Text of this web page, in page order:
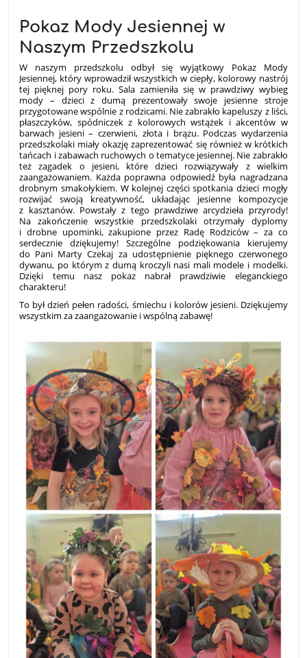
Pokaz Mody Jesiennej w
Naszym Przedszkolu
W naszym przedszkolu odbył się wyjątkowy Pokaz Mody
Jesiennej, który wprowadził wszystkich w ciepły, kolorowy nastrój
tej pięknej pory roku. Sala zamieniła się w prawdziwy wybieg
mody – dzieci z dumą prezentowały swoje jesienne stroje
przygotowane wspólnie z rodzicami. Nie zabrakło kapeluszy z liści,
płaszczyków, spódniczek z kolorowych wstążek i akcentów w
barwach jesieni – czerwieni, złota i brązu. Podczas wydarzenia
przedszkolaki miały okazję zaprezentować się również w krótkich
tańcach i zabawach ruchowych o tematyce jesiennej. Nie zabrakło
też zagadek o jesieni, które dzieci rozwiązywały z wielkim
zaangażowaniem. Każda poprawna odpowiedź była nagradzana
drobnym smakołykiem. W kolejnej części spotkania dzieci mogły
rozwijać swoją kreatywność, układając jesienne kompozycje
z kasztanów. Powstały z tego prawdziwe arcydzieła przyrody!
Na zakończenie wszystkie przedszkolaki otrzymały dyplomy
i drobne upominki, zakupione przez Radę Rodziców – za co
serdecznie dziękujemy! Szczególne podziękowania kierujemy
do Pani Marty Czekaj za udostępnienie pięknego czerwonego
dywanu, po którym z dumą kroczyli nasi mali modele i modelki.
Dzięki temu nasz pokaz nabrał prawdziwie eleganckiego
charakteru!
To był dzień pełen radości, śmiechu i kolorów jesieni. Dziękujemy
wszystkim za zaangażowanie i wspólną zabawę!